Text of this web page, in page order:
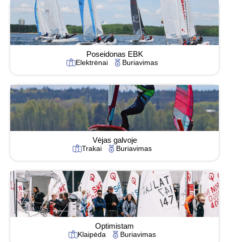
Poseidonas EBK
Elektrėnai Buriavimas
Vėjas galvoje
Trakai Buriavimas
Optimistam
Klaipėda Buriavimas